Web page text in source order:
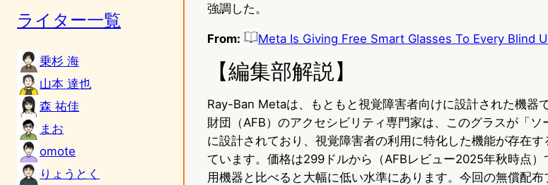
ライター一覧
乗杉 海
山本 達也
森 祐佳
まお
omote
りょうとく
強調した。
From: Meta Is Giving Free Smart Glasses To Every Blind
【編集部解説】
Ray-Ban Metaは、もともと視覚障害者向けに設計された機器
財団（AFB）のアクセシビリティ専門家は、このグラスが「
に設計されており、視覚障害者の利用に特化した機能が存在
ています。価格は299ドルから（AFBレビュー2025年秋時点
用機器と比べると大幅に低い水準にあります。今回の無償配